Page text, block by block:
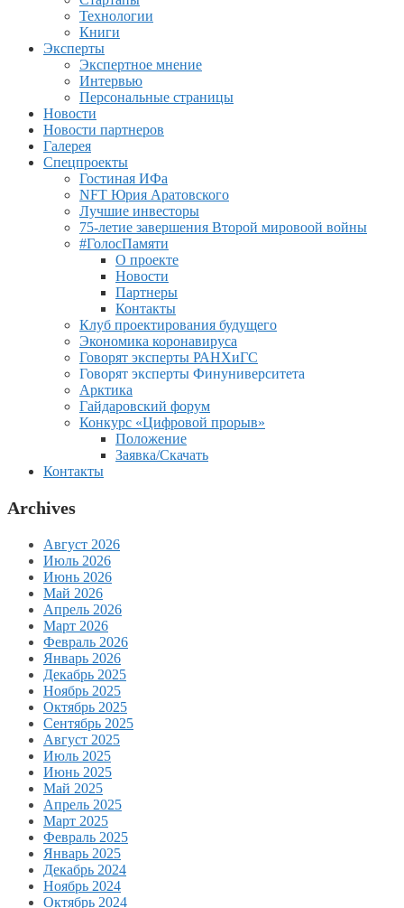
Технологии
Книги
Эксперты
Экспертное мнение
Интервью
Персональные страницы
Новости
Новости партнеров
Галерея
Спецпроекты
Гостиная ИФа
NFT Юрия Аратовского
Лучшие инвесторы
75-летие завершения Второй мировоой войны
#ГолосПамяти
О проекте
Новости
Партнеры
Контакты
Клуб проектирования будущего
Экономика коронавируса
Говорят эксперты РАНХиГС
Говорят эксперты Финуниверситета
Арктика
Гайдаровский форум
Конкурс «Цифровой прорыв»
Положение
Заявка/Скачать
Контакты
Archives
Август 2026
Июль 2026
Июнь 2026
Май 2026
Апрель 2026
Март 2026
Февраль 2026
Январь 2026
Декабрь 2025
Ноябрь 2025
Октябрь 2025
Сентябрь 2025
Август 2025
Июль 2025
Июнь 2025
Май 2025
Апрель 2025
Март 2025
Февраль 2025
Январь 2025
Декабрь 2024
Ноябрь 2024
Октябрь 2024